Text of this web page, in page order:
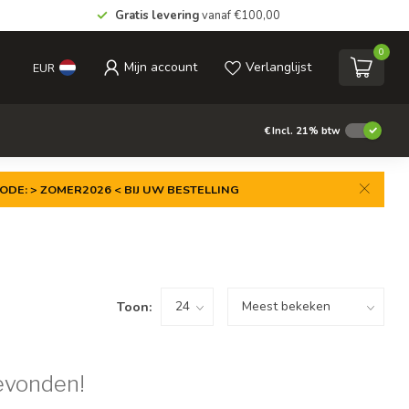
Gratis leveringvanaf €100,00
EUR Mijn account Verlanglijst
0
€Incl. 21% btw
> ZOMER2026 < BIJ UW BESTELLING
Toon: